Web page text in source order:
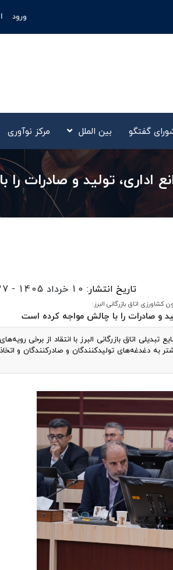
ورود
گفتگو بین الملل مرکز نوآوری‌
اداری، تولید و صادرات
تاریخ انتشار: 10 خرداد 1405 - 19:27
اتاق بازرگانی البرز:
و صادرات را با چالش مواجه کرده است
اتاق بازرگانی البرز با انتقاد از برخی رویه‌های
به دغدغه‌های تولیدکنندگان و صادرکنندگان و اتخاذ